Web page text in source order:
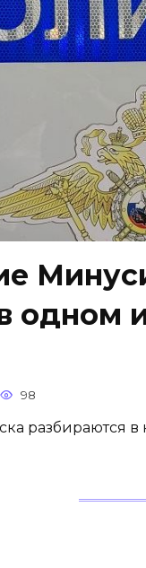
одном
98
разбираются в